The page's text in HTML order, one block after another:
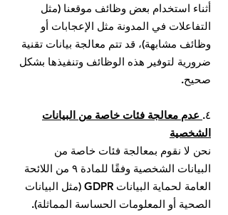
أثناء استخدام بعض وظائف موقعنا (مثل
التفاعلات في المدونة مثل الإعجابات أو
وظائف مشابهة)، قد تتم معالجة بيانات تقنية
ضرورية لتوفير هذه الوظائف وتنفيذها بشكل
صحيح.
٤. عدم معالجة فئات خاصة من البيانات
الشخصية
نحن لا نقوم بمعالجة فئات خاصة من
البيانات الشخصية وفقًا للمادة ٩ من اللائحة
العامة لحماية البيانات GDPR (مثل البيانات
الصحية أو المعلومات الحساسة المماثلة).